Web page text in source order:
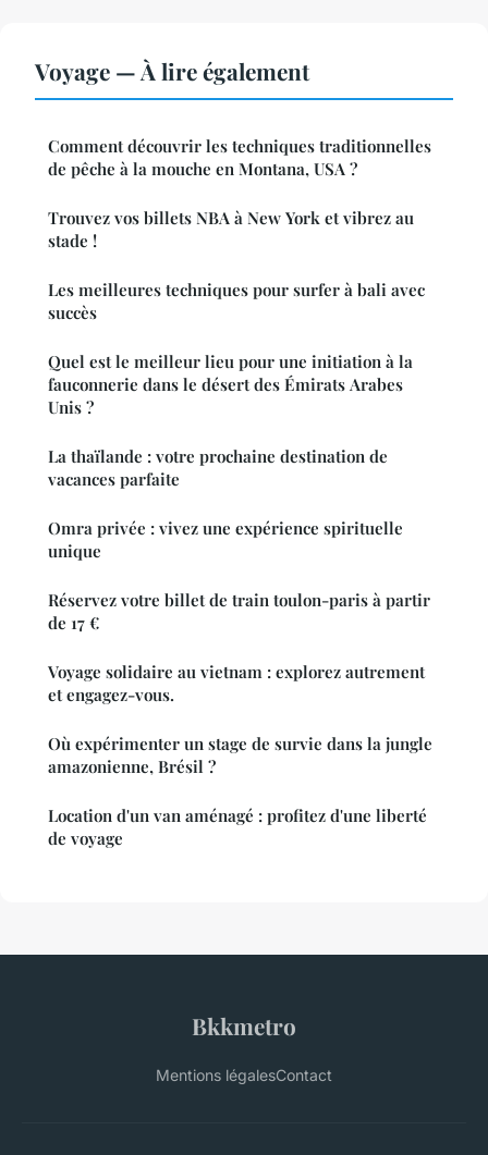
Voyage — À lire également
Comment découvrir les techniques traditionnelles
de pêche à la mouche en Montana, USA ?
Trouvez vos billets NBA à New York et vibrez au
stade !
Les meilleures techniques pour surfer à bali avec
succès
Quel est le meilleur lieu pour une initiation à la
fauconnerie dans le désert des Émirats Arabes
Unis ?
La thaïlande : votre prochaine destination de
vacances parfaite
Omra privée : vivez une expérience spirituelle
unique
Réservez votre billet de train toulon-paris à partir
de 17 €
Voyage solidaire au vietnam : explorez autrement
et engagez-vous.
Où expérimenter un stage de survie dans la jungle
amazonienne, Brésil ?
Location d'un van aménagé : profitez d'une liberté
de voyage
Bkkmetro
Mentions légalesContact